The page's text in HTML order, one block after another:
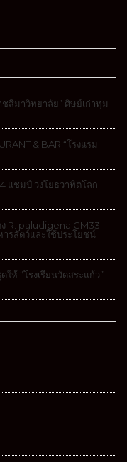
สีมาวิทยาลัย” ศิษย์เก่าทุ่ม
& BAR “โรงแรม
แชมป์ วงโยธวาทิตโลก
R. paludigena CM33
รสัตว์และใช้ประโยชน์
ห้ “โรงเรียนวัดสระแก้ว”